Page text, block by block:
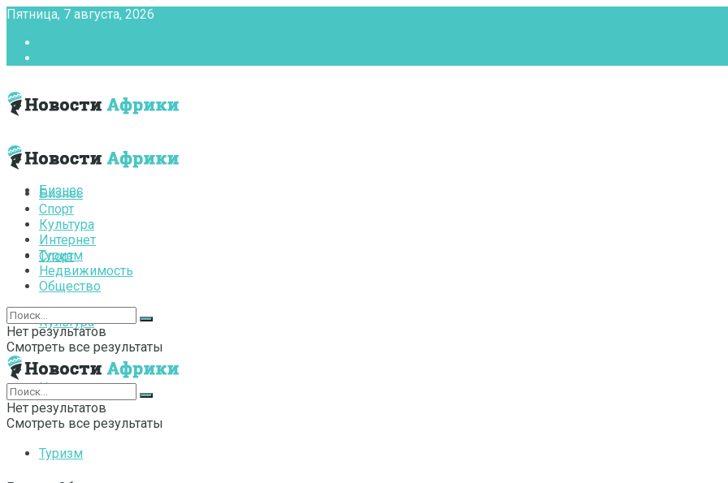
Пятница, 7 августа, 2026
Бизнес
Спорт
Культура
Интернет
Туризм
Бизнес
Спорт
Культура
Интернет
Туризм
Недвижимость
Общество
Нет результатов
Смотреть все результаты
Нет результатов
Смотреть все результаты